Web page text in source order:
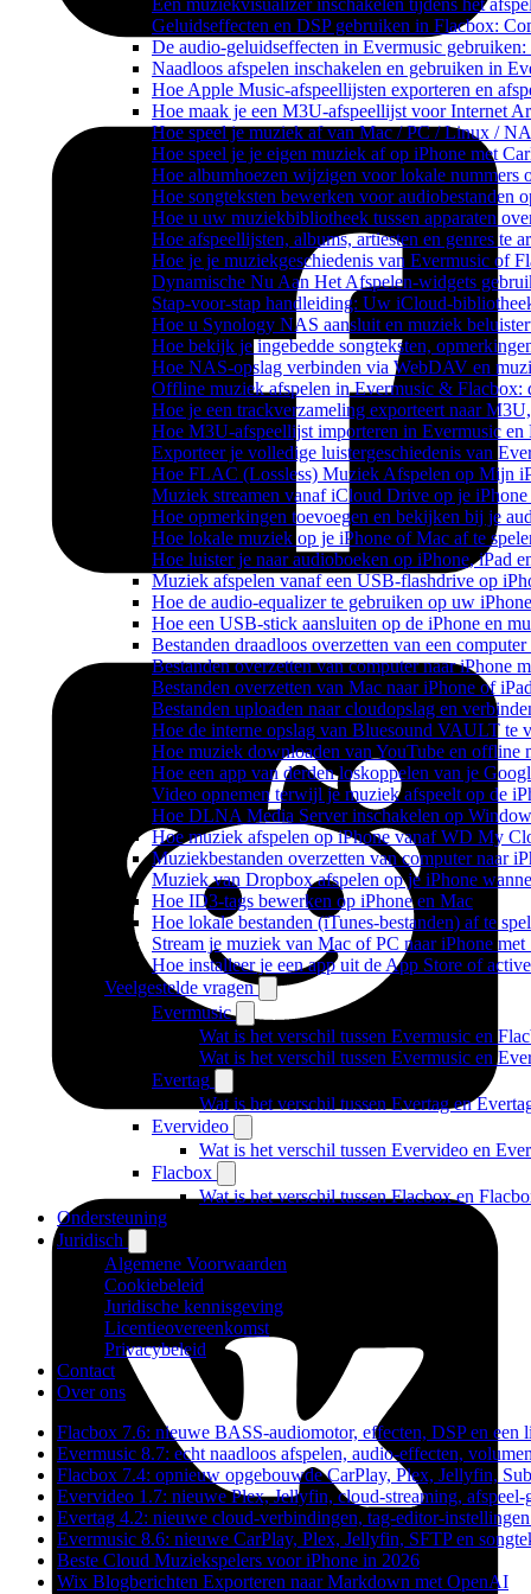
Een muziekvisualizer inschakelen tijdens het
Geluidseffecten en DSP gebruiken in Flacbox:
De audio-geluidseffecten in Evermusic
Naadloos afspelen inschakelen en gebruiken in
Hoe Apple Music-afspeellijsten exporteren en
Hoe maak je een M3U-afspeellijst voor Internet
Hoe speel je muziek af van Mac / PC / Linux /
Hoe speel je je eigen muziek af op iPhone met
Hoe albumhoezen wijzigen voor lokale nummers
Hoe songteksten bewerken voor audiobestanden
Hoe u uw muziekbibliotheek tussen apparaten
Hoe afspeellijsten, albums, artiesten en genres te
Hoe je je muziekgeschiedenis van Evermusic of
Dynamische Nu Aan Het Afspelen-widgets
Stap-voor-stap handleiding: Uw iCloud-
Hoe u Synology NAS aansluit en muziek
Hoe bekijk je ingebedde songteksten,
Hoe NAS-opslag verbinden via WebDAV en
Offline muziek afspelen in Evermusic & Flacbox:
Hoe je een trackverzameling exporteert naar
Hoe M3U-afspeellijst importeren in Evermusic en
Exporteer je volledige luistergeschiedenis van
Hoe FLAC (Lossless) Muziek Afspelen op Mijn
Muziek streamen vanaf iCloud Drive op je
Hoe opmerkingen toevoegen en bekijken bij je
Hoe lokale muziek op je iPhone of Mac af te
Hoe luister je naar audioboeken op iPhone, iPad
Muziek afspelen vanaf een USB-flashdrive op
Hoe de audio-equalizer te gebruiken op uw
Hoe een USB-stick aansluiten op de iPhone en
Bestanden draadloos overzetten van een
Bestanden overzetten van computer naar iPhone
Bestanden overzetten van Mac naar iPhone of
Bestanden uploaden naar cloudopslag en
Hoe de interne opslag van Bluesound VAULT te
Hoe muziek downloaden van YouTube en offline
Hoe een app van derden loskoppelen van je
Video opnemen terwijl je muziek afspeelt op de
Hoe DLNA Media Server inschakelen op
Hoe muziek afspelen op iPhone vanaf WD My
Muziekbestanden overzetten van computer naar
Muziek van Dropbox afspelen op je iPhone
Hoe ID3-tags bewerken op iPhone en Mac
Hoe lokale bestanden (iTunes-bestanden) af te
Stream je muziek van Mac of PC naar iPhone
Hoe installeer je een app uit de App Store of
Veelgestelde vragen
Evermusic
Wat is het verschil tussen Evermusic en
Wat is het verschil tussen Evermusic en
Evertag
Wat is het verschil tussen Evertag en
Evervideo
Wat is het verschil tussen Evervideo en
Flacbox
Wat is het verschil tussen Flacbox en
Ondersteuning
Juridisch
Algemene Voorwaarden
Cookiebeleid
Juridische kennisgeving
Licentieovereenkomst
Privacybeleid
Contact
Over ons
Flacbox 7.6: nieuwe BASS-audiomotor, effecten, DSP en een
Evermusic 8.7: echt naadloos afspelen, audio-effecten,
Flacbox 7.4: opnieuw opgebouwde CarPlay, Plex, Jellyfin,
Evervideo 1.7: nieuwe Plex, Jellyfin, cloud-streaming, afspeel-
Evertag 4.2: nieuwe cloud-verbindingen, tag-editor-
Evermusic 8.6: nieuwe CarPlay, Plex, Jellyfin, SFTP en
Beste Cloud Muziekspelers voor iPhone in 2026
Wix Blogberichten Exporteren naar Markdown met OpenAI